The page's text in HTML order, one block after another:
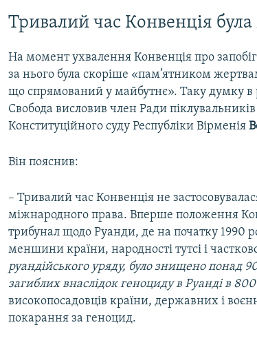
Тривалий час Конвенція
На момент ухвалення Конвенція про
за нього була скоріше «пам’ятником
що спрямований у майбутнє». Таку думку в
Свобода висловив член Ради
Конституційного суду Республіки Вірменія
Він пояснив:
– Тривалий час Конвенція не
міжнародного права. Вперше положення
трибунал щодо Руанди, де на початку 1990
меншини країни, народності тутсі і
руандійського уряду, було знищено понад
загиблих внаслідок геноциду в Руанді в
високопосадовців країни, державних і
покарання за геноцид.